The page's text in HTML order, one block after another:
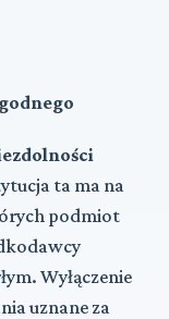
ta ma na
podmiot
Wyłączenie
uznane za